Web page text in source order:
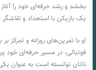
بخشد و رشد حرفه‌ای خود را آغاز
یک بازیکن با استعداد و
او با تمرین‌های روزانه و تمرکز
فوتبالی، در مسیر حرفه‌ای خود
ناتان توانسته است به عنوان